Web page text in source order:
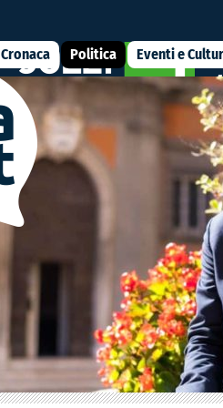
Cronaca Politica Eventi e